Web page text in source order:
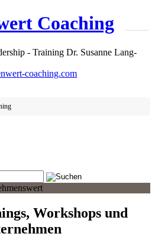
- Training Dr. Susanne Lang-
coaching.com
Workshops und